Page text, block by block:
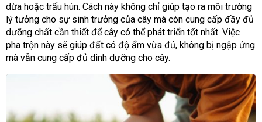
dừa hoặc trấu hún. Cách này không chỉ giúp tạo ra môi trường
lý tưởng cho sự sinh trưởng của cây mà còn cung cấp đầy đủ
dưỡng chất cần thiết để cây có thể phát triển tốt nhất. Việc
pha trộn này sẽ giúp đất có độ ẩm vừa đủ, không bị ngập ứng
mà vẫn cung cấp đủ dinh dưỡng cho cây.